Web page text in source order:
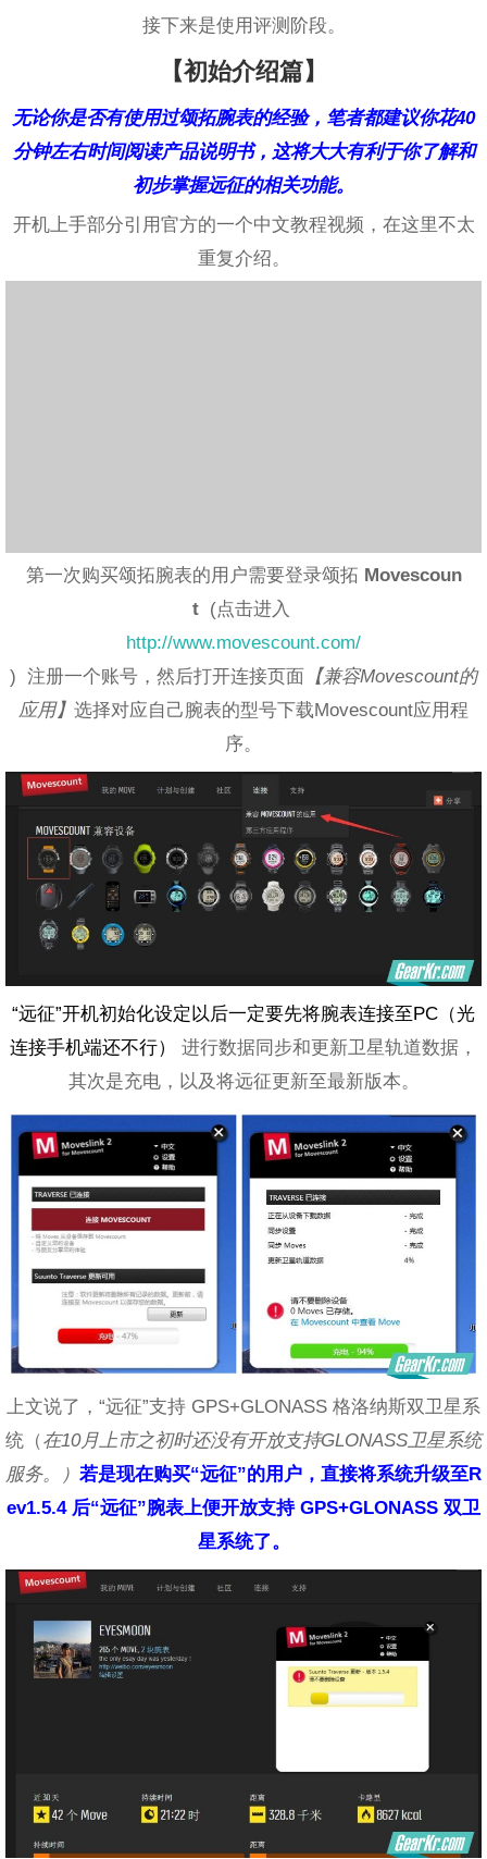
接下来是使用评测阶段。
【初始介绍篇】
无论你是否有使用过颂拓腕表的经验，笔者都建议你花40
分钟左右时间阅读产品说明书，这将大大有利于你了解和
初步掌握远征的相关功能。
开机上手部分引用官方的一个中文教程视频，在这里不太
重复介绍。
第一次购买颂拓腕表的用户需要登录颂拓 Movescoun
t (点击进入
http://www.movescount.com/
) 注册一个账号，然后打开连接页面 【兼容Movescount的
应用】 选择对应自己腕表的型号下载Movescount应用程
序。
“远征”开机初始化设定以后一定要先将腕表连接至PC（光
连接手机端还不行）
进行数据同步和更新卫星轨道数据，
其次是充电，以及将远征更新至最新版本。
上文说了，“远征”支持 GPS+GLONASS 格洛纳斯双卫星系
统（在10月上市之初时还没有开放支持GLONASS卫星系统
服务。） 若是现在购买“远征”的用户，直接将系统升级至R
ev1.5.4 后“远征”腕表上便开放支持 GPS+GLONASS 双卫
星系统了。